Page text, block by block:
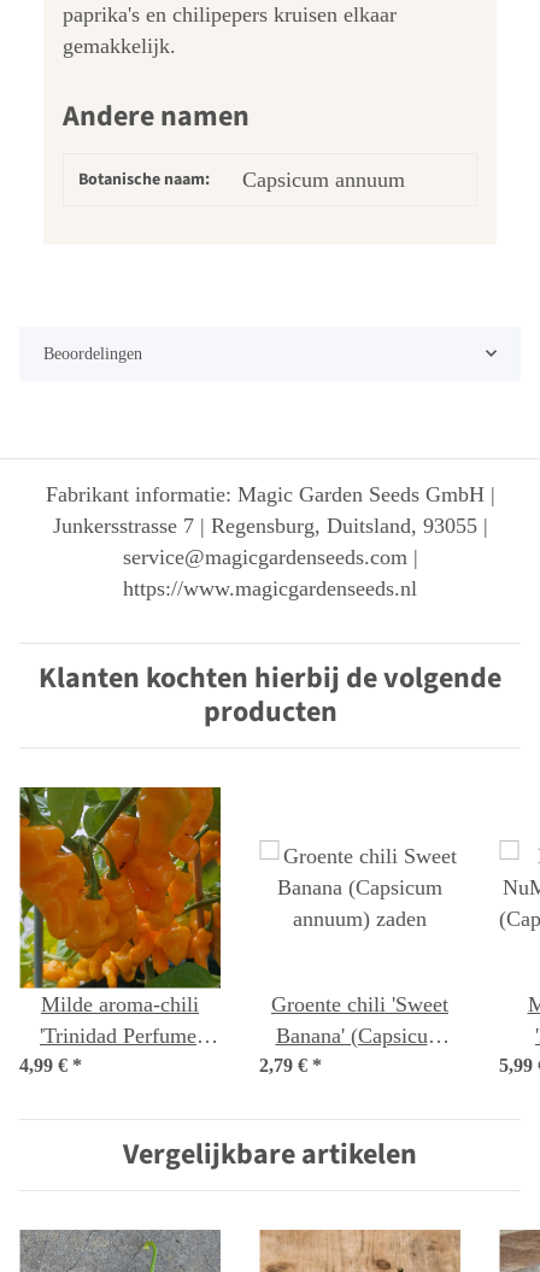
paprika's en chilipepers kruisen elkaar
gemakkelijk.
Andere namen
Botanische naam: Capsicum annuum
Beoordelingen
Fabrikant informatie: Magic Garden Seeds GmbH |
Junkersstrasse 7 | Regensburg, Duitsland, 93055 |
service@magicgardenseeds.com |
https://www.magicgardenseeds.nl
Klanten kochten hierbij de volgende
producten
Milde aroma-chili
'Trinidad Perfume'
(Capsicum chinense )
4,99 € *
Groente chili 'Sweet
Banana' (Capsicum
annuum) zaden
2,79 € * 5,99
Vergelijkbare artikelen